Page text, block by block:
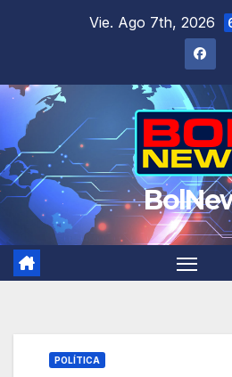
Vie. Ago 7th, 2026
POLÍTICA